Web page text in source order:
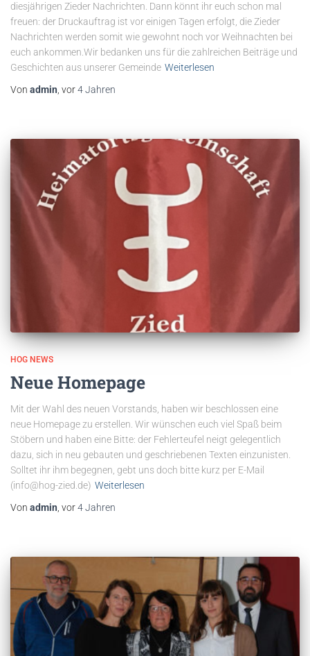
diesjährigen Zieder Nachrichten. Dann könnt ihr euch schon mal
freuen: der Druckauftrag ist vor einigen Tagen erfolgt, die Zieder
Nachrichten werden somit wie gewohnt noch vor Weihnachten bei
euch ankommen.Wir bedanken uns für die zahlreichen Beiträge und
Geschichten aus unserer Gemeinde Weiterlesen
Von admin, vor4 Jahren
HOG NEWS
Neue Homepage
Mit der Wahl des neuen Vorstands, haben wir beschlossen eine
neue Homepage zu erstellen. Wir wünschen euch viel Spaß beim
Stöbern und haben eine Bitte: der Fehlerteufel neigt gelegentlich
dazu, sich in neu gebauten und geschriebenen Texten einzunisten.
Solltet ihr ihm begegnen, gebt uns doch bitte kurz per E-Mail
(info@hog-zied.de) Weiterlesen
Von admin , vor4 Jahren